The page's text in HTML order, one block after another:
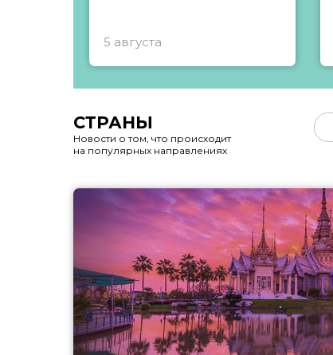
5 августа
СТРАНЫ
Новости о том, что происходит
на популярных направлениях